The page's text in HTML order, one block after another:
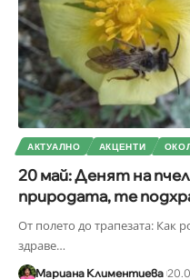
АКТУАЛНО АКЦЕНТИ
20 май: Денят на
природата, те
От полето до трапезата: Как
здраве…
Мариана Климентиева